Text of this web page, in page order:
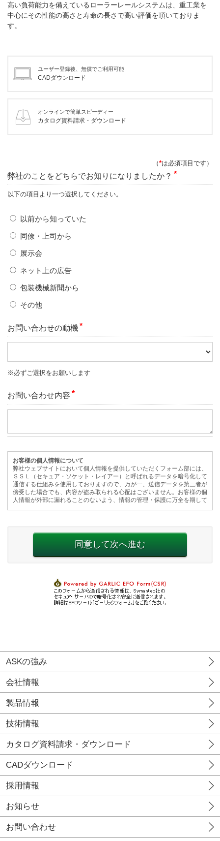
高い負荷能力を備えているローラーレールシステムは、重工業を
中心にその性能の高さと寿命の長さで高い評価を頂いておりま
す。
ユーザー登録後、無償でご利用可能
CADダウンロード
オンラインで簡単スピーディー
カタログ資料請求・ダウンロード
ASKの強み
会社情報
製品情報
技術情報
カタログ資料請求・ダウンロード
CADダウンロード
採用情報
お知らせ
お問い合わせ